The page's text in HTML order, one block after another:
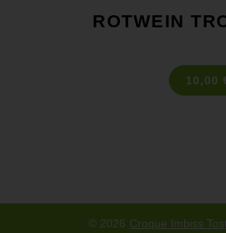
ROTWEIN
10,00
© 2026 Croque Imbiss